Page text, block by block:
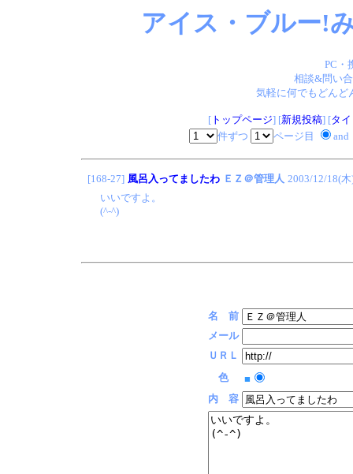
アイス・ブルー!
PC・
相談&問い
気軽に何でもどん
[トップページ] [新規投稿] [タ
件ずつ
ページ目 and
[168-27] 風呂入ってましたわ ＥＺ＠管理人 2003/12/18(
いいですよ。
(^-^)
名 前
メール
ＵＲＬ
色
■
内 容